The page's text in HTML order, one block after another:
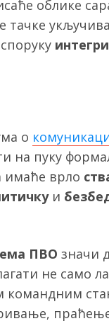
облике
тачке
о
на пуку
имаће врло
и
ПВО значи
не само
командним